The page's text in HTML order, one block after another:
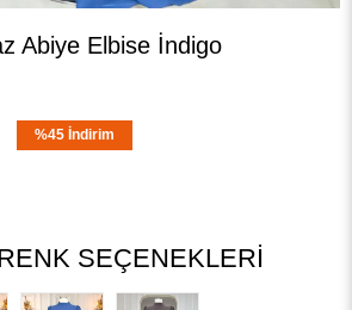
Abiye Elbise İndigo
%45 İndirim
SEÇENEKLERI